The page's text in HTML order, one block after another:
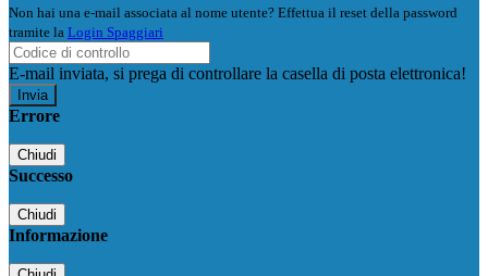
Non hai una e-mail associata al nome utente? Effettua il reset della password
tramite la Login Spaggiari
E-mail inviata, si prega di controllare la casella di posta elettronica!
Errore
Chiudi
Successo
Chiudi
Informazione